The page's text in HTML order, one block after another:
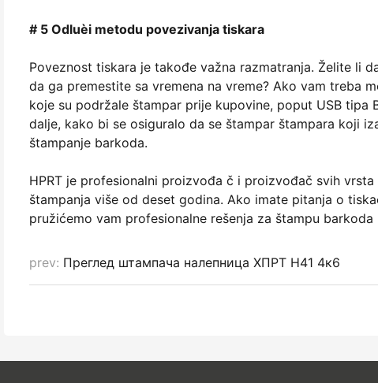
# 5 Odluèi metodu povezivanja tiskara
Poveznost tiskara je takođe važna razmatranja. Želite li
da ga premestite sa vremena na vreme? Ako vam treba
koje su podržale štampar prije kupovine, poput USB tipa
dalje, kako bi se osiguralo da se štampar štampara koji
štampanje barkoda.
HPRT je profesionalni proizvođa č i proizvođač svih
štampanja više od deset godina. Ako imate pitanja o
pružićemo vam profesionalne rešenja za štampu
prev: Преглед штампача налепница ХПРТ Н41 4к6